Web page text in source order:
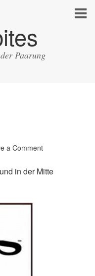
Paarung
a Comment
in der Mitte